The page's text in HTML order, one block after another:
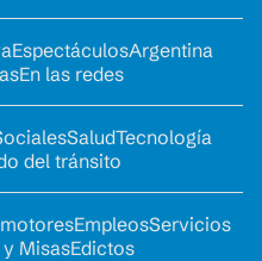
EspectáculosArgentina
En las redes
SaludTecnología
del tránsito
EmpleosServicios
MisasEdictos